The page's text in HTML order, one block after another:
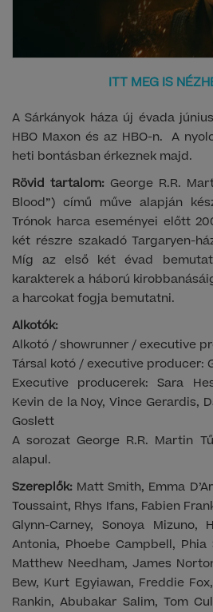
ITT MEG IS
A Sárkányok háza új évada
HBO Maxon és az HBO-n. A
heti bontásban érkeznek majd.
Rövid tartalom: George R.R.
Blood”) című műve alapján
Trónok harca eseményei előtt
két részre szakadó Targaryen-
Míg az első két évad
karakterek a háború
a harcokat fogja bemutatni.
Alkotók:
Alkotó / showrunner / executive
Társal kotó / executive producer:
Executive producerek: Sara
Kevin de la Noy, Vince Gerardis,
Goslett
A sorozat George R.R. Martin
alapul.
Szereplők: Matt Smith, Emma
Toussaint, Rhys Ifans, Fabien
Glynn-Carney, Sonoya Mizuno,
Antonia, Phoebe Campbell, Phia
Matthew Needham, James
Bew, Kurt Egyiawan, Freddie
Rankin, Abubakar Salim, Tom